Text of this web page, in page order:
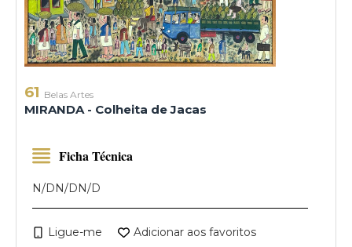
61 Belas Artes
MIRANDA - Colheita de Jacas
Ficha Técnica
N/D N/D N/D
Ligue-me Adicionar aos favoritos